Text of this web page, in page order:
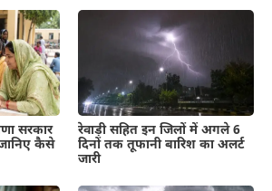
सरकार
कैसे
रेवाड़ी सहित इन जिलों में अगले 6
दिनों तक तूफानी बारिश का अलर्ट
जारी